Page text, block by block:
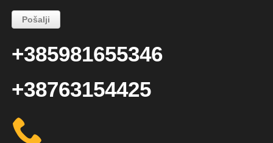
+385981655346
+38763154425